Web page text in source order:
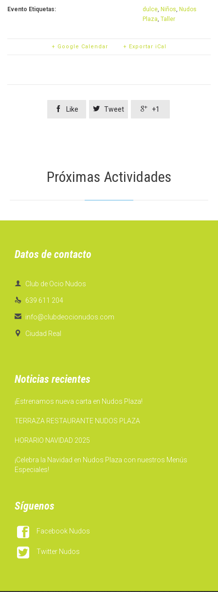
Evento Etiquetas: dulce, Niños, Nudos
Plaza, Taller
+ Google Calendar + Exportar iCal
 Like  Tweet  +1
Próximas Actividades
Datos de contacto
 Club de Ocio Nudos
 639 611 204
 info@clubdeocionudos.com
 Ciudad Real
Noticias recientes
¡Estrenamos nueva carta en Nudos Plaza!
TERRAZA RESTAURANTE NUDOS PLAZA
HORARIO NAVIDAD 2025
¡Celebra la Navidad en Nudos Plaza con nuestros Menús
Especiales!
Síguenos
 Facebook Nudos
 Twitter Nudos